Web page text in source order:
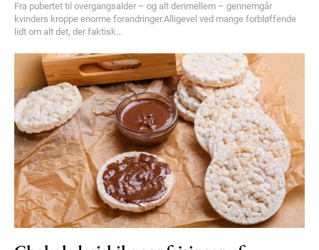
Member full access
100DKK / year
Etiam est nibh, lobortis sit
Fra pubertet til overgangsalder – og alt derimellem – gennemgår
kvinders kroppe enorme forandringer.Alligevel ved mange forbløffende
lidt om alt det, der faktisk...